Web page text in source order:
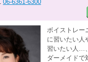
06-6361-6300
ボイストレー
に習いたい人
習いたい人…
ダーメイドで